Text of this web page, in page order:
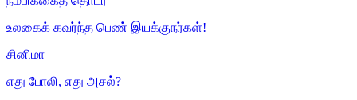
உலகைக் கவர்ந்த பெண் இயக்குநர்கள்!
சினிமா
எது போலி, எது அசல்?